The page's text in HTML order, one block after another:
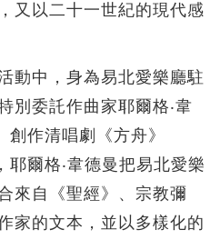
又以二十一世紀的現代感
動中，身為易北愛樂廳駐
別委託作曲家耶爾格‧韋
作清唱劇《方舟》
耶爾格‧韋德曼把易北愛樂
來自《聖經》、宗教彌
家的文本，並以多樣化的